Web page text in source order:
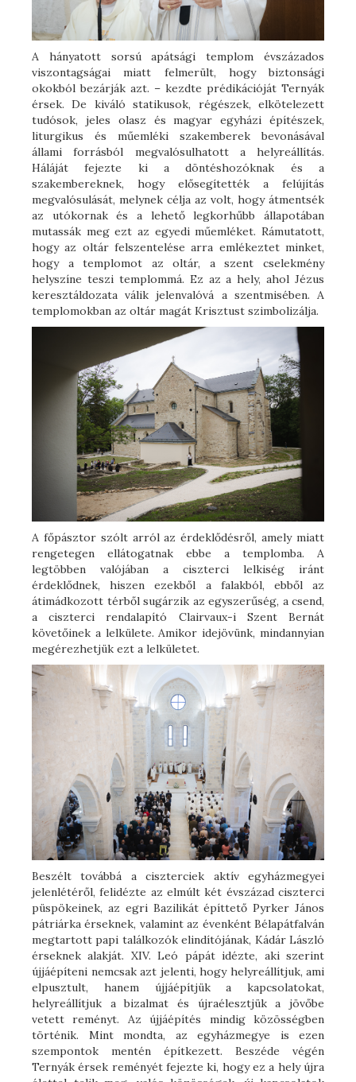
A hányatott sorsú apátsági templom évszázados
viszontagságai miatt felmerült, hogy biztonsági
okokból bezárják azt. – kezdte prédikációját Ternyák
érsek. De kiváló statikusok, régészek, elkötelezett
tudósok, jeles olasz és magyar egyházi építészek,
liturgikus és műemléki szakemberek bevonásával
állami forrásból megvalósulhatott a helyreállítás.
Háláját fejezte ki a döntéshozóknak és a
szakembereknek, hogy elősegítették a felújítás
megvalósulását, melynek célja az volt, hogy átmentsék
az utókornak és a lehető legkorhűbb állapotában
mutassák meg ezt az egyedi műemléket. Rámutatott,
hogy az oltár felszentelése arra emlékeztet minket,
hogy a templomot az oltár, a szent cselekmény
helyszíne teszi templommá. Ez az a hely, ahol Jézus
keresztáldozata válik jelenvalóvá a szentmisében. A
templomokban az oltár magát Krisztust szimbolizálja.
A főpásztor szólt arról az érdeklődésről, amely miatt
rengetegen ellátogatnak ebbe a templomba. A
legtöbben valójában a ciszterci lelkiség iránt
érdeklődnek, hiszen ezekből a falakból, ebből az
átimádkozott térből sugárzik az egyszerűség, a csend,
a ciszterci rendalapító Clairvaux-i Szent Bernát
követőinek a lelkülete. Amikor idejövünk, mindannyian
megérezhetjük ezt a lelkületet.
Beszélt továbbá a ciszterciek aktív egyházmegyei
jelenlétéről, felidézte az elmúlt két évszázad ciszterci
püspökeinek, az egri Bazilikát építtető Pyrker János
pátriárka érseknek, valamint az évenként Bélapátfalván
megtartott papi találkozók elindítójának, Kádár László
érseknek alakját. XIV. Leó pápát idézte, aki szerint
újjáépíteni nemcsak azt jelenti, hogy helyreállítjuk, ami
elpusztult, hanem újjáépítjük a kapcsolatokat,
helyreállítjuk a bizalmat és újraélesztjük a jövőbe
vetett reményt. Az újjáépítés mindig közösségben
történik. Mint mondta, az egyházmegye is ezen
szempontok mentén építkezett. Beszéde végén
Ternyák érsek reményét fejezte ki, hogy ez a hely újra